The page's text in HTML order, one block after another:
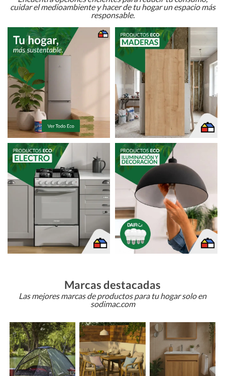
cuidar el medioambiente y hacer de tu hogar un espacio más
responsable.
Marcas destacadas
Las mejores marcas de productos para tu hogar solo en
sodimac.com